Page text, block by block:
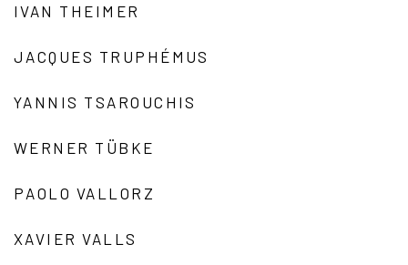
IVAN THEIMER
JACQUES TRUPHÉMUS
YANNIS TSAROUCHIS
WERNER TÜBKE
PAOLO VALLORZ
XAVIER VALLS